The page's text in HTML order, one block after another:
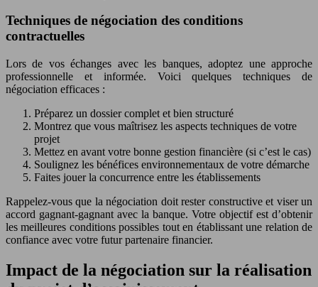
Techniques de négociation des conditions
contractuelles
Lors de vos échanges avec les banques, adoptez une approche
professionnelle et informée. Voici quelques techniques de
négociation efficaces :
Préparez un dossier complet et bien structuré
Montrez que vous maîtrisez les aspects techniques de votre
projet
Mettez en avant votre bonne gestion financière (si c’est le cas)
Soulignez les bénéfices environnementaux de votre démarche
Faites jouer la concurrence entre les établissements
Rappelez-vous que la négociation doit rester constructive et viser un
accord gagnant-gagnant avec la banque. Votre objectif est d’obtenir
les meilleures conditions possibles tout en établissant une relation de
confiance avec votre futur partenaire financier.
Impact de la négociation sur la réalisation